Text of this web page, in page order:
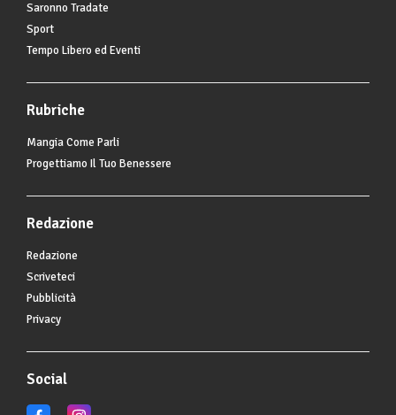
Saronno Tradate
Sport
Tempo Libero ed Eventi
Rubriche
Mangia Come Parli
Progettiamo Il Tuo Benessere
Redazione
Redazione
Scriveteci
Pubblicità
Privacy
Social